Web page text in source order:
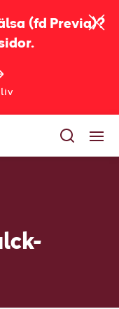
(fd Previa)?